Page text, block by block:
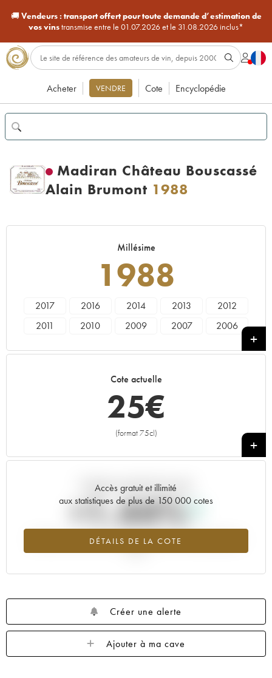
🚚Vendeurs : transport offert pour toute demande d’estimation de
vos vinstransmise entre le 01.07.2026 et le 31.08.2026 inclus*
Acheter VENDRE Cote Encyclopédie
Madiran Château Bouscassé
Alain Brumont 1988
Millésime
1988
2017 2016 2014 2013
2012
2011
2010 2009 2007
2006
1993
1985
Cote actuelle
25€
(format 75cl)
+
Accès gratuit et illimité
aux statistiques de plus de 150 000 cotes
DÉTAILS DE LA COTE
Tendance actuelle de la cote
+1.44%
Tendance à la hausse du millésime 1988 en 2026 par rapport à
Créer une alerte
Ajouter à ma cave